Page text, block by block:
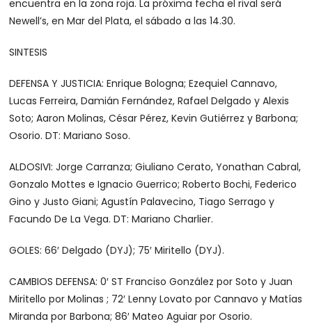
encuentra en la zona roja. La próxima fecha el rival será
Newell’s, en Mar del Plata, el sábado a las 14.30.
SINTESIS
DEFENSA Y JUSTICIA: Enrique Bologna; Ezequiel Cannavo,
Lucas Ferreira, Damián Fernández, Rafael Delgado y Alexis
Soto; Aaron Molinas, César Pérez, Kevin Gutiérrez y Barbona;
Osorio. DT: Mariano Soso.
ALDOSIVI: Jorge Carranza; Giuliano Cerato, Yonathan Cabral,
Gonzalo Mottes e Ignacio Guerrico; Roberto Bochi, Federico
Gino y Justo Giani; Agustín Palavecino, Tiago Serrago y
Facundo De La Vega. DT: Mariano Charlier.
GOLES: 66′ Delgado (DYJ); 75′ Miritello (DYJ).
CAMBIOS DEFENSA: 0′ ST Franciso González por Soto y Juan
Miritello por Molinas ; 72′ Lenny Lovato por Cannavo y Matías
Miranda por Barbona; 86′ Mateo Aguiar por Osorio.